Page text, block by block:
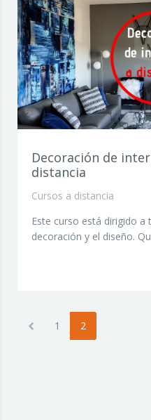
Decoración de
distancia
Cursos a distancia
Este curso está dirigido a
decoración y el diseño.
Anterior
1 2